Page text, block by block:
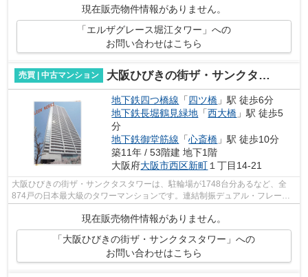
現在販売物件情報がありません。
「エルザグレース堀江タワー」への
お問い合わせはこちら
売買 | 中古マンション 大阪ひびきの街ザ・サンクタスタワー
地下鉄四つ橋線 「四ツ橋 」駅 徒歩6分
地下鉄長堀鶴見緑地 「西大橋 」駅 徒歩5
分
地下鉄御堂筋線 「心斎橋 」駅 徒歩10分
築11年 / 53階建 地下1階
大阪府大阪市西区新町 １丁目14-21
大阪ひびきの街ザ・サンクタスタワーは、駐輪場が1748台分あるなど、全
874戸の日本最大級のタワーマンションです。連結制振デュアル・フレー
ム・システムが採用された耐震性の高さが特...
現在販売物件情報がありません。
「大阪ひびきの街ザ・サンクタスタワー」への
お問い合わせはこちら